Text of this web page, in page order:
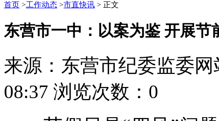
首页 >工作动态 >市直快讯 > 正文
东营市一中：以案为鉴 开展节
来源：东营市纪委监委
08:37 浏览次数： 0